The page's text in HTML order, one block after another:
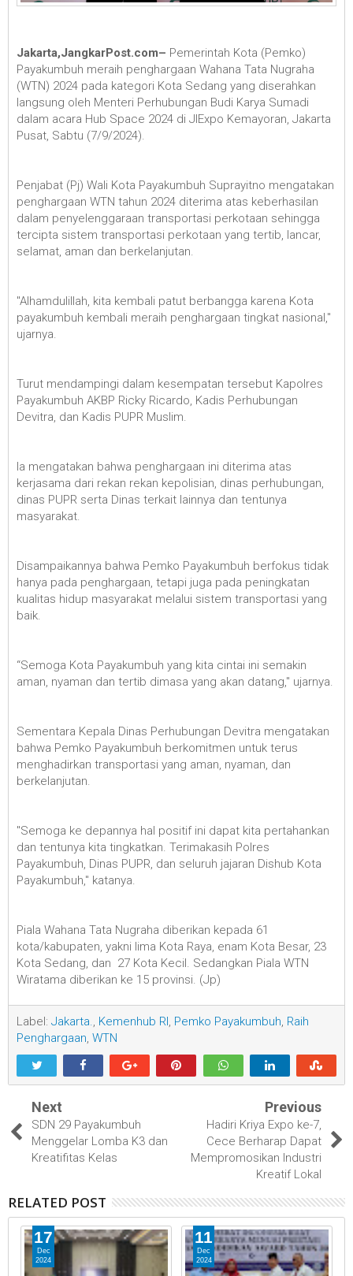
Jakarta,JangkarPost.com– Pemerintah Kota (Pemko)
Payakumbuh meraih penghargaan Wahana Tata Nugraha
(WTN) 2024 pada kategori Kota Sedang yang diserahkan
langsung oleh Menteri Perhubungan Budi Karya Sumadi
dalam acara Hub Space 2024 di JIExpo Kemayoran, Jakarta
Pusat, Sabtu (7/9/2024).
Penjabat (Pj) Wali Kota Payakumbuh Suprayitno mengatakan
penghargaan WTN tahun 2024 diterima atas keberhasilan
dalam penyelenggaraan transportasi perkotaan sehingga
tercipta sistem transportasi perkotaan yang tertib, lancar,
selamat, aman dan berkelanjutan.
"Alhamdulillah, kita kembali patut berbangga karena Kota
payakumbuh kembali meraih penghargaan tingkat nasional,"
ujarnya.
Turut mendampingi dalam kesempatan tersebut Kapolres
Payakumbuh AKBP Ricky Ricardo, Kadis Perhubungan
Devitra, dan Kadis PUPR Muslim.
Ia mengatakan bahwa penghargaan ini diterima atas
kerjasama dari rekan rekan kepolisian, dinas perhubungan,
dinas PUPR serta Dinas terkait lainnya dan tentunya
masyarakat.
Disampaikannya bahwa Pemko Payakumbuh berfokus tidak
hanya pada penghargaan, tetapi juga pada peningkatan
kualitas hidup masyarakat melalui sistem transportasi yang
baik.
“Semoga Kota Payakumbuh yang kita cintai ini semakin
aman, nyaman dan tertib dimasa yang akan datang," ujarnya.
Sementara Kepala Dinas Perhubungan Devitra mengatakan
bahwa Pemko Payakumbuh berkomitmen untuk terus
menghadirkan transportasi yang aman, nyaman, dan
berkelanjutan.
"Semoga ke depannya hal positif ini dapat kita pertahankan
dan tentunya kita tingkatkan. Terimakasih Polres
Payakumbuh, Dinas PUPR, dan seluruh jajaran Dishub Kota
Payakumbuh," katanya.
Piala Wahana Tata Nugraha diberikan kepada 61
kota/kabupaten, yakni lima Kota Raya, enam Kota Besar, 23
Kota Sedang, dan 27 Kota Kecil. Sedangkan Piala WTN
Wiratama diberikan ke 15 provinsi. (Jp)
Label: Jakarta. Kemenhub RI Pemko Payakumbuh Raih
Penghargaan WTN
Next
SDN 29 Payakumbuh
Menggelar Lomba K3 dan
Kreatifitas Kelas
Previous
Hadiri Kriya Expo ke-7,
Cece Berharap Dapat
Mempromosikan Industri
Kreatif Lokal
RELATED POST
17
Dec
2024
11
Dec
2024